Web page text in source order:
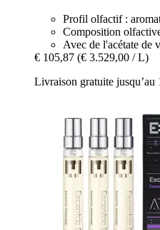
Profil olfactif :
Composition
Avec de l'acétate de
€ 105,87 (€ 3.529,00 / L)
Livraison gratuite jusqu’au